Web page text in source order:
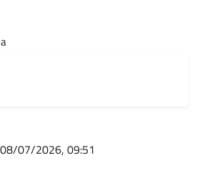
08/07/2026, 09:51